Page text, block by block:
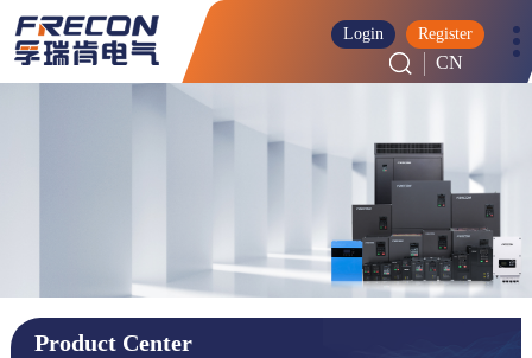
CN
Login Register
Product Center